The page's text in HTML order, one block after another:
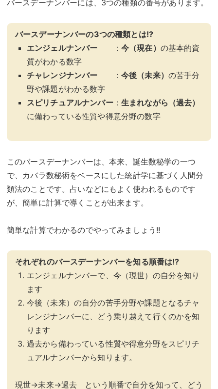
バースデーナンバーには、3つの種類の番号があります。
バースデーナンバーの3つの種類とは!?
エンジェルナンバー
： 今（現在） の基本的資
質がわかる数字
チャレンジナンバー
： 今後（未来） の苦手分
野や課題がわかる数字
スピリチュアルナンバー： 生まれながら（過去）
に備わっている性質や得意分野の数字
このバースデーナンバーは、本来、誕生数秘学の一つ
で、カバラ数秘術をベースにした統計学に基づく人間分
類法のことです。占いなどにもよく使われるものです
が、簡単に計算で導くことが出来ます。
簡単な計算でわかるのでやってみましょう!!
それぞれのバースデーナンバーを知る順番は!?
エンジェルナンバーで、今（現世）の自分を知り
ます
今後（未来）の自分の苦手分野や課題となるチャ
レンジナンバーに、どう乗り越えて行くのかを知
ります
過去から備わっている性質や得意分野をスピリチ
ュアルナンバーから知ります。
現世→未来→過去 という順番で自分を知って、どう